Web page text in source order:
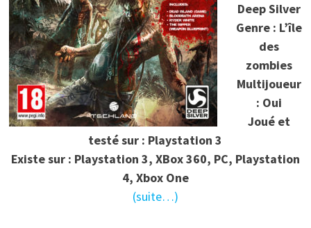
Deep Silver
Genre : L’île
des
zombies
Multijoueur
: Oui
Joué et
testé sur : Playstation 3
Existe sur : Playstation 3, XBox 360, PC, Playstation
4, Xbox One
(suite…)